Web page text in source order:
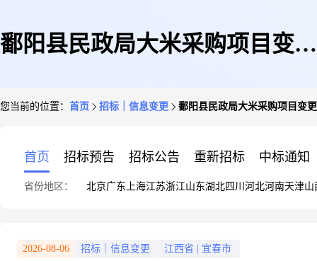
鄱阳县民政局大米采购项目变更
您当前的位置： 首页 招标｜信息变更 鄱阳县民政局大米采购项目变
首页 招标预告 招标公告 重新招标 中标通知
省份地区： 北京广东 上海江苏浙江山东湖北四川 河北河南天津山
2026-08-06 招标｜信息变更 江西省 宜春市